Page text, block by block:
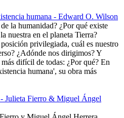
humana - Edward O. Wilson
la humanidad? ¿Por qué existe
nuestra en el planeta Tierra?
privilegiada, cuál es nuestro
¿Adónde nos dirigimos? Y
difícil de todas: ¿Por qué? En
humana', su obra más
Julieta Fierro & Miguel Ángel